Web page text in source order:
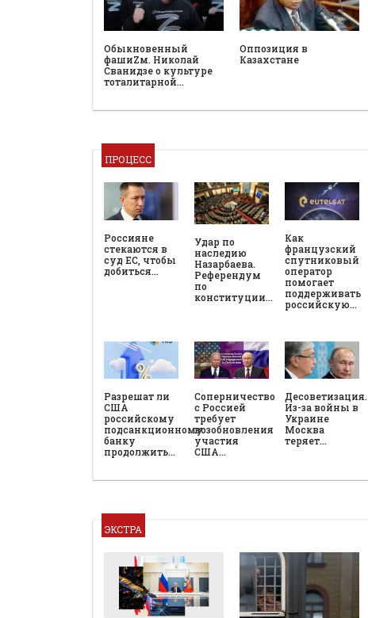
Обыкновенный
фашиZм. Николай
Сванидзе о культуре
тоталитарной…
Оппозиция в
Казахстане
ПРОЦЕСС
Россияне
стекаются в
суд ЕС, чтобы
добиться…
Удар по
наследию
Назарбаева.
Референдум
по
конституции…
Как
французский
спутниковый
оператор
помогает
поддерживать
российскую…
Разрешат ли
США
российскому
подсанкционному
банку
продолжить…
Соперничество
с Россией
требует
возобновления
участия
США…
Десоветизация.
Из-за войны в
Украине
Москва
теряет…
ЭКСТРА